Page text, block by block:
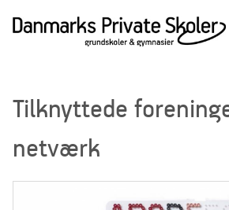
Tilknyttede
netværk